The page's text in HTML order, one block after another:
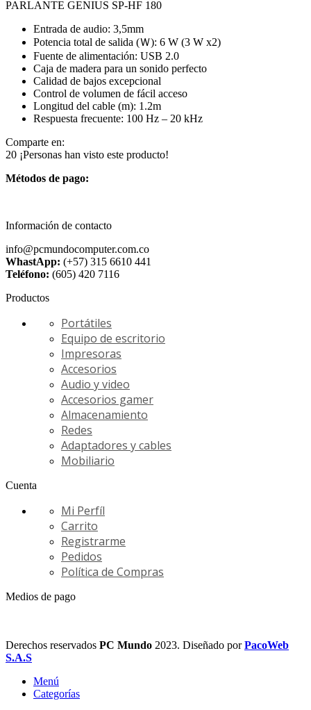
PARLANTE GENIUS SP-HF 180
Entrada de audio: 3,5mm
Potencia total de salida (Ｗ): 6 W (3 W x2)
Fuente de alimentación: USB 2.0
Caja de madera para un sonido perfecto
Calidad de bajos excepcional
Control de volumen de fácil acceso
Longitud del cable (m): 1.2m
Respuesta frecuente: 100 Hz – 20 kHz
Comparte en:
20 ¡Personas han visto este producto!
Métodos de pago:
Información de contacto
info@pcmundocomputer.com.co
WhastApp: (+57) 315 6610 441
Teléfono: (605) 420 7116
Productos
Portátiles
Equipo de escritorio
Impresoras
Accesorios
Audio y video
Accesorios gamer
Almacenamiento
Redes
Adaptadores y cables
Mobiliario
Cuenta
Mi Perfíl
Carrito
Registrarme
Pedidos
Política de Compras
Medios de pago
Derechos reservados PC Mundo 2023. Diseñado porPacoWeb
S.A.S
Menú
Categorías